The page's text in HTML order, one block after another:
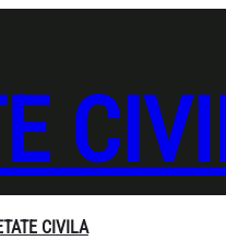
CIVILA